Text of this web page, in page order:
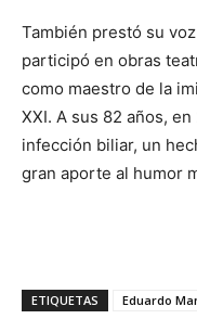
También prestó su
participó en obras
como maestro de la
XXI. A sus 82 años,
infección biliar, un
gran aporte al humor
ETIQUETAS Eduardo